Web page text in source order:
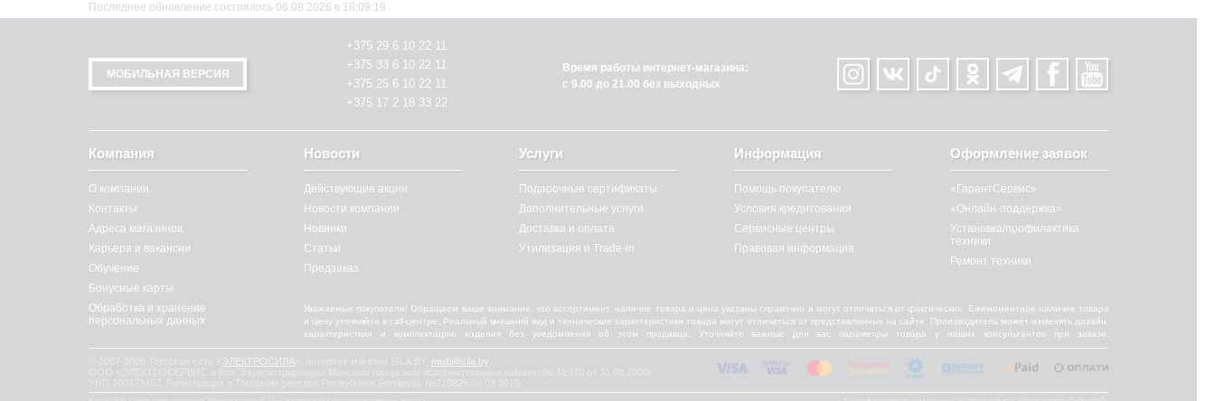
Последнее обновление состоялось 06.08.2026 в 18:09:19
МОБИЛЬНАЯ ВЕРСИЯ
+375 29 6 10 22 11
+375 33 6 10 22 11
+375 25 6 10 22 11
+375 17 2 18 33 22
Время работы интернет-магазина:
с 9.00 до 21.00 без выходных
Компания
О компании
Контакты
Адреса магазинов
Карьера и вакансии
Обучение
Бонусные карты
Обработка и хранение
персональных данных
Новости
Действующие акции
Новости компании
Новинки
Статьи
Предзаказ
Услуги
Подарочные сертификаты
Дополнительные услуги
Доставка и оплата
Утилизация и Trade-in
Информация
Помощь покупателю
Условия кредитования
Сервисные центры
Правовая информация
Оформление заявок
«ГарантСервис»
«Онлайн-поддержка»
Установка/профилактика
техники
Ремонт техники
Уважаемые покупатели! Обращаем ваше внимание, что ассортимент, наличие товара и цена указаны справочно и могут отличаться от фактических. Ежемоментное наличие товара
и цену уточняйте в call-центре. Реальный внешний вид и технические характеристики товара могут отличаться от представленных на сайте. Производитель может изменять дизайн,
характеристики и комплектацию изделия без уведомления об этом продавца. Уточняйте важные для вас параметры товара у наших консультантов при заказе.
ЭЛЕКТРОСИЛА
multi@sila.by